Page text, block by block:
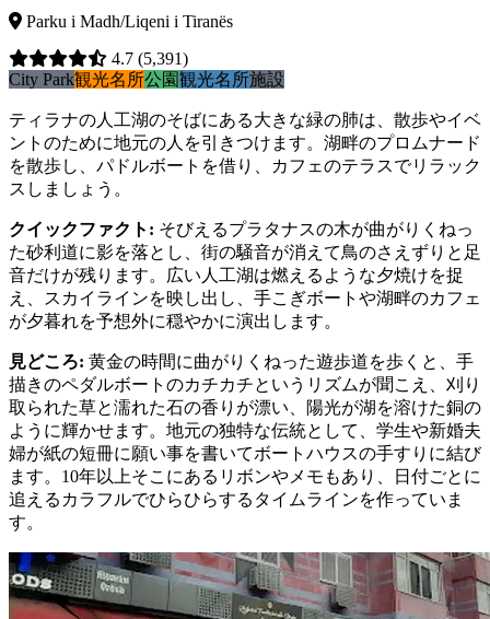
Parku i Madh/Liqeni i Tiranës
4.7 (5,391)
City Park観光名所公園観光名所施設
ティラナの人工湖のそばにある大きな緑の肺は、散歩やイベ
ントのために地元の人を引きつけます。湖畔のプロムナード
を散歩し、パドルボートを借り、カフェのテラスでリラック
スしましょう。
クイックファクト : そびえるプラタナスの木が曲がりくねっ
た砂利道に影を落とし、街の騒音が消えて鳥のさえずりと足
音だけが残ります。広い人工湖は燃えるような夕焼けを捉
え、スカイラインを映し出し、手こぎボートや湖畔のカフェ
が夕暮れを予想外に穏やかに演出します。
見どころ: 黄金の時間に曲がりくねった遊歩道を歩くと、手
描きのペダルボートのカチカチというリズムが聞こえ、刈り
取られた草と濡れた石の香りが漂い、陽光が湖を溶けた銅の
ように輝かせます。地元の独特な伝統として、学生や新婚夫
婦が紙の短冊に願い事を書いてボートハウスの手すりに結び
ます。10年以上そこにあるリボンやメモもあり、日付ごとに
追えるカラフルでひらひらするタイムラインを作っていま
す。